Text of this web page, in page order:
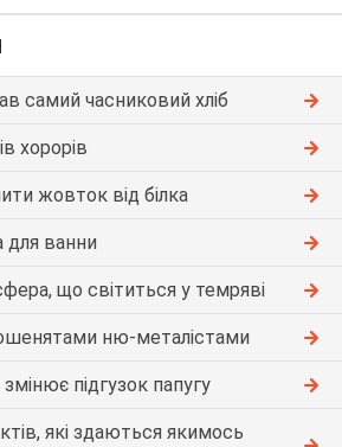
самий часниковий хліб
хорорів
жовток від білка
для ванни
що світиться у темряві
ню-металістами
підгузок папугу
які здаються якимось